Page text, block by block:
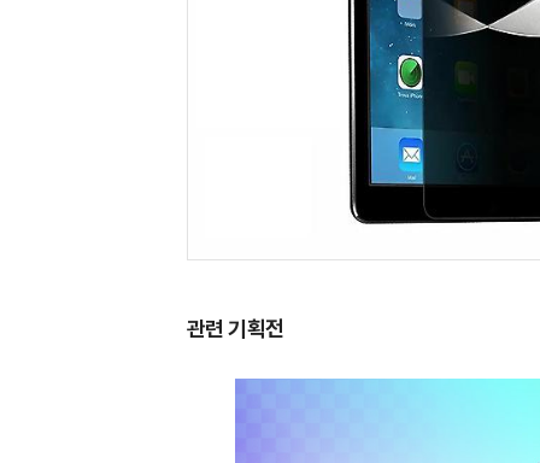
관련 기획전